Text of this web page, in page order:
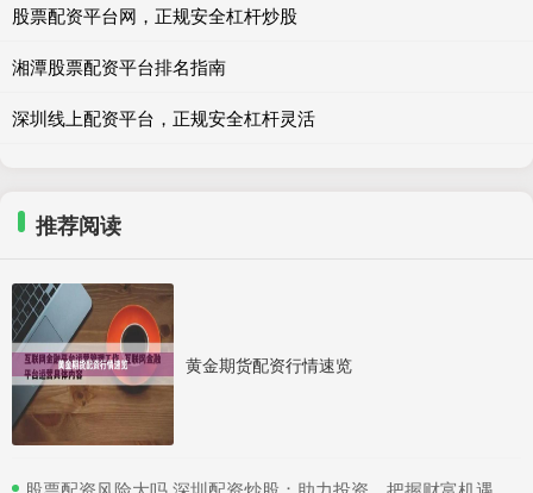
股票配资平台网，正规安全杠杆炒股
湘潭股票配资平台排名指南
深圳线上配资平台，正规安全杠杆灵活
推荐阅读
黄金期货配资行情速览